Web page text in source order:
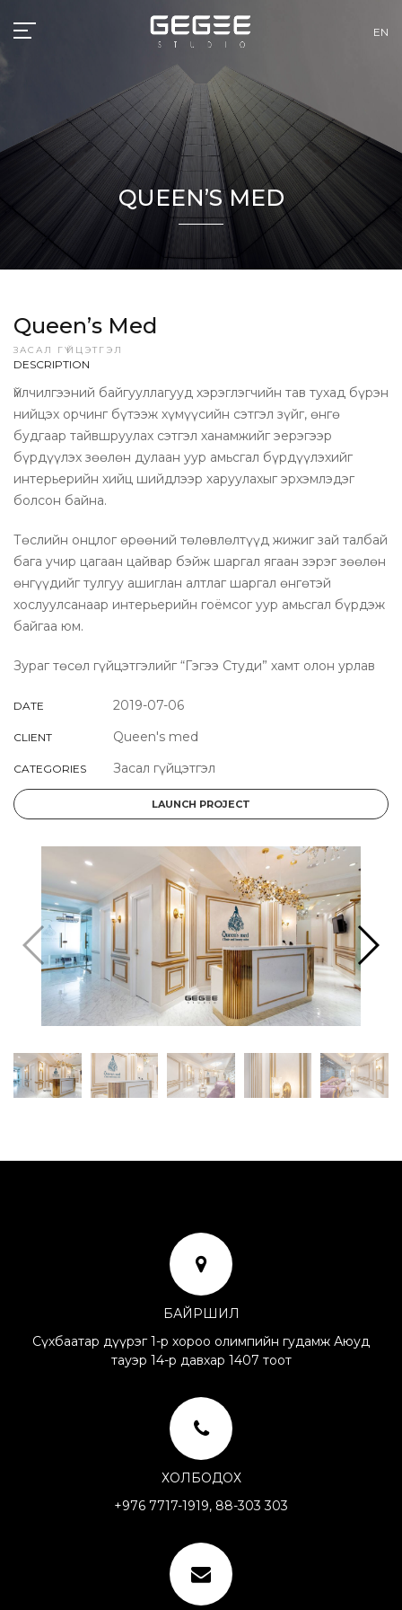
EN
QUEEN’S MED
Queen’s Med
ЗАСАЛ ГҮЙЦЭТГЭЛ
DESCRIPTION
Үйлчилгээний байгууллагууд хэрэглэгчийн тав тухад бүрэн
нийцэх орчинг бүтээж хүмүүсийн сэтгэл зүйг, өнгө
будгаар тайвшруулах сэтгэл ханамжийг эерэгээр
бүрдүүлэх зөөлөн дулаан уур амьсгал бүрдүүлэхийг
интерьерийн хийц шийдлээр харуулахыг эрхэмлэдэг
болсон байна.
Төслийн онцлог өрөөний төлөвлөлтүүд жижиг зай талбай
бага учир цагаан цайвар бэйж шаргал ягаан зэрэг зөөлөн
өнгүүдийг тулгуу ашиглан алтлаг шаргал өнгөтэй
хослуулсанаар интерьерийн гоёмсог уур амьсгал бүрдэж
байгаа юм.
Зураг төсөл гүйцэтгэлийг “Гэгээ Студи” хамт олон урлав
DATE 2019-07-06
CLIENT Queen's med
CATEGORIES Засал гүйцэтгэл
LAUNCH PROJECT
БАЙРШИЛ
Сүхбаатар дүүрэг 1-р хороо олимпийн гудамж Аюуд
тауэр 14-р давхар 1407 тоот
ХОЛБОДОХ
+976 7717-1919, 88-303 303